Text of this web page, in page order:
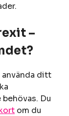
–
använda ditt
Du
om du